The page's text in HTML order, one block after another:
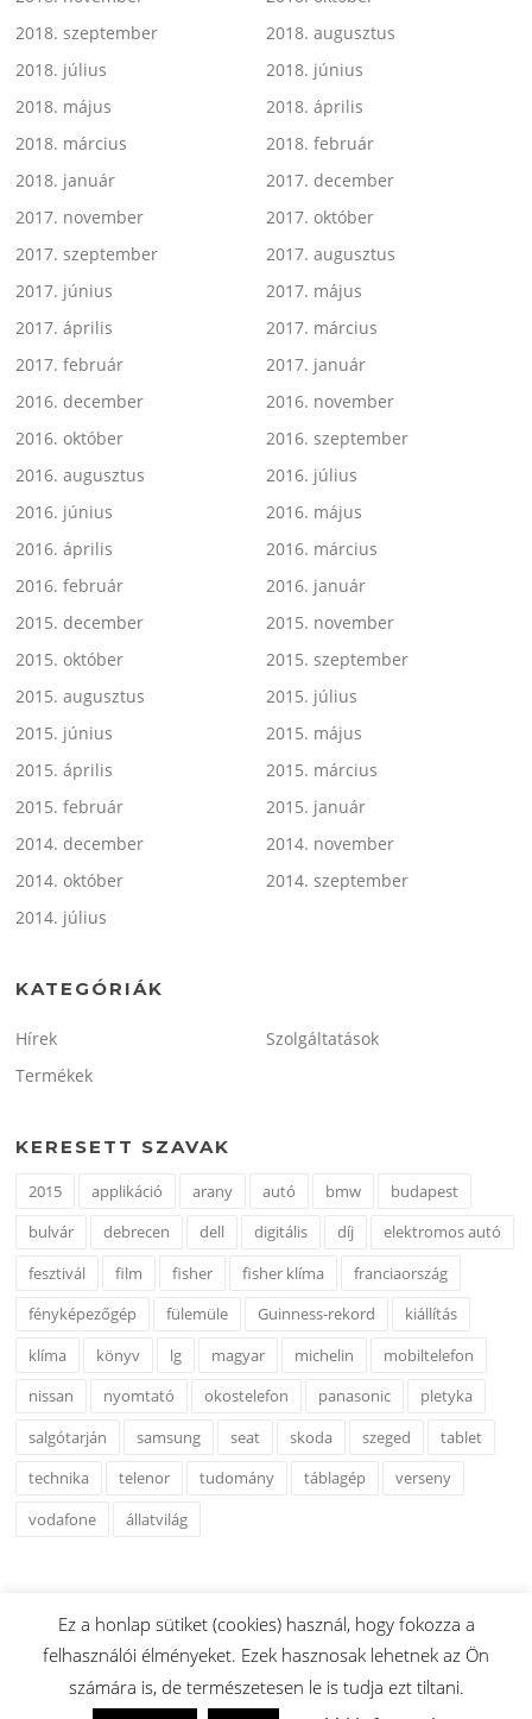
2018. szeptember
2018. augusztus
2018. július
2018. június
2018. május
2018. április
2018. március
2018. február
2018. január
2017. december
2017. november
2017. október
2017. szeptember
2017. augusztus
2017. június
2017. május
2017. április
2017. március
2017. február
2017. január
2016. december
2016. november
2016. október
2016. szeptember
2016. augusztus
2016. július
2016. június
2016. május
2016. április
2016. március
2016. február
2016. január
2015. december
2015. november
2015. október
2015. szeptember
2015. augusztus
2015. július
2015. június
2015. május
2015. április
2015. március
2015. február
2015. január
2014. december
2014. november
2014. október
2014. szeptember
2014. július
KATEGÓRIÁK
Hírek
Szolgáltatások
Termékek
KERESETT SZAVAK
2015 applikáció arany autó bmw
budapest
bulvár
debrecen dell digitális díj
elektromos autó
fesztivál
film fisher fisher klíma
franciaország
fényképezőgép
fülemüle Guinness-rekord
kiállítás
klíma
könyv lg magyar michelin
mobiltelefon
nissan
nyomtató okostelefon panasonic
pletyka
salgótarján
samsung seat skoda szeged
tablet
technika
telenor tudomány táblagép
verseny
vodafone
állatvilág
Copyright © 2026 www.esshu.hu. Minden Jog Fenntartva.
Ez a honlap sütiket (cookies) használ, hogy fokozza a
felhasználói élményeket. Ezek hasznosak lehetnek az Ön
számára is, de természetesen le is tudja ezt tiltani.